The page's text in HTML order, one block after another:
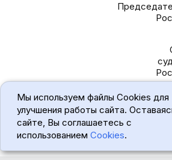
Мы используем файлы Cookies для
улучшения работы сайта.
сайте, Вы соглашаетесь с
использованием Cookies.